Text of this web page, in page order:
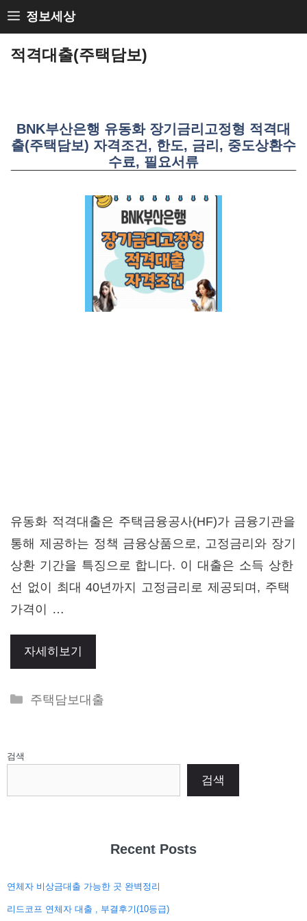
Skip
to
content
정보세상
적격대출(주택담보)
BNK부산은행 유동화 장기금리고정형 적격대
출(주택담보) 자격조건, 한도, 금리, 중도상환수
수료, 필요서류
유동화 적격대출은 주택금융공사(HF)가 금융기관을
통해 제공하는 정책 금융상품으로, 고정금리와 장기
상환 기간을 특징으로 합니다. 이 대출은 소득 상한
선 없이 최대 40년까지 고정금리로 제공되며, 주택
가격이 …
자세히보기
Categories
주택담보대출
검색
검색
Recent Posts
연체자 비상금대출 가능한 곳 완벽정리
리드코프 연체자 대출 , 부결후기(10등급)